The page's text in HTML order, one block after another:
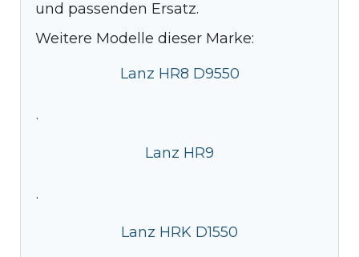
und passenden Ersatz.
Weitere Modelle dieser Marke:
Lanz HR8 D9550
·
Lanz HR9
·
Lanz HRK D1550